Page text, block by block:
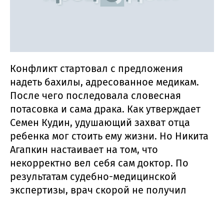
Конфликт стартовал с предложения
надеть бахилы, адресованное медикам.
После чего последовала словесная
потасовка и сама драка. Как утверждает
Семен Кудин, удушающий захват отца
ребенка мог стоить ему жизни. Но Никита
Агапкин настаивает на том, что
некорректно вел себя сам доктор. По
результатам судебно-медицинской
экспертизы, врач скорой не получил